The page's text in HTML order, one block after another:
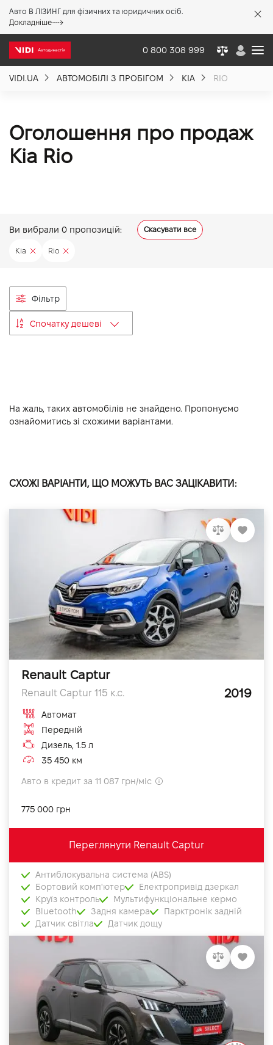
Авто В ЛІЗИНГ для фізичних та юридичних осіб.
Докладніше
0 800 308 999
VIDI.UA АВТОМОБІЛІ З ПРОБІГОМ KIA RIO
Оголошення про продаж
Kia Rio
Ви вибрали 0 пропозицій: Скасувати все
Kia Rio
Фільтр
Спочатку дешеві
На жаль, таких автомобілів не знайдено. Пропонуємо
ознайомитись зі схожими варіантами.
СХОЖІ ВАРІАНТИ, ЩО МОЖУТЬ ВАС ЗАЦІКАВИТИ:
Renault Captur
Renault Captur 115 к.с. 2019
Автомат
Передній
Дизель, 1.5 л
35 450 км
Авто в кредит за 11 087 грн/міс
775 000 грн
Переглянути Renault Captur
Антиблокувальна система (ABS)
Бортовий комп'ютер
Електропривід дзеркал
Круїз контроль
Мультифункціональне кермо
Bluetooth
Задня камера
Парктронік задній
Датчик світла
Датчик дощу
Акції %
Новини
Вакансії
VIDI Кар'єра
Контакти